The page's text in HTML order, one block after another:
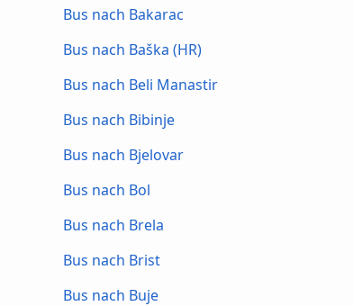
Bus nach Bakarac
Bus nach Baška (HR)
Bus nach Beli Manastir
Bus nach Bibinje
Bus nach Bjelovar
Bus nach Bol
Bus nach Brela
Bus nach Brist
Bus nach Buje